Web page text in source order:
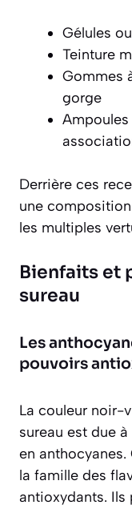
Gélules
Teinture
Gommes
gorge
Derrière ces
une
les multiples
Bienfaits et
sureau
Les
pouvoirs
La couleur noir-
sureau est due
en
la famille des
antioxydants. Ils